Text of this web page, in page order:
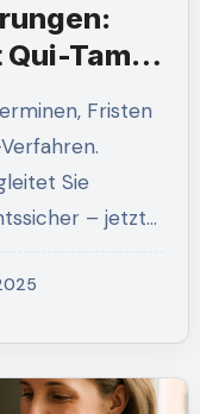
Qui-Tam-
Sie
– jetzt…